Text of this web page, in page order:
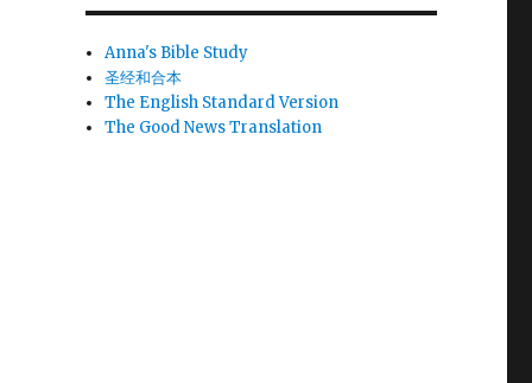
Anna's Bible Study
圣经和合本
The English Standard Version
The Good News Translation